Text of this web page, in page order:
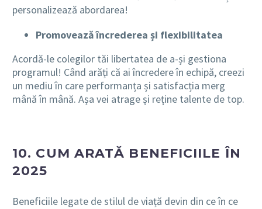
personalizează abordarea!
Promovează încrederea și flexibilitatea
Acordă-le colegilor tăi libertatea de a-și gestiona
programul! Când arăți că ai încredere în echipă, creezi
un mediu în care performanța și satisfacția merg
mână în mână. Așa vei atrage și reține talente de top.
10. CUM ARATĂ BENEFICIILE ÎN
2025
Beneficiile legate de stilul de viață devin din ce în ce